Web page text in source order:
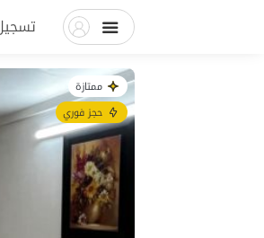
ممتازة
حجز فوري